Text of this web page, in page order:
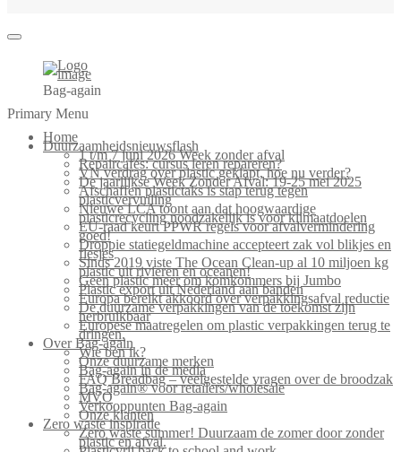
Bag-again
Primary Menu
Home
Duurzaamheidsnieuwsflash
1 t/m 7 juni 2026 Week zonder afval
Repaircafés: cursus leren repareren?
VN verdrag over plastic geklapt, hoe nu verder?
De jaarlijkse Week Zonder Afval: 19-25 mei 2025
Afschaffen plastictaks is stap terug tegen
plasticvervuiling
Nieuwe LCA toont aan dat hoogwaardige
plasticrecycling noodzakelijk is voor klimaatdoelen
EU-raad keurt PPWR regels voor afvalvermindering
goed!
Droppie statiegeldmachine accepteert zak vol blikjes en
flesjes
Sinds 2019 viste The Ocean Clean-up al 10 miljoen kg
plastic uit rivieren en oceanen!
Geen plastic meer om komkommers bij Jumbo
Plastic export uit Nederland aan banden
Europa bereikt akkoord over verpakkingsafval reductie
De duurzame verpakkingen van de toekomst zijn
herbruikbaar
Europese maatregelen om plastic verpakkingen terug te
dringen.
Over Bag-again
Wie ben ik?
Onze duurzame merken
Bag-again in de media
FAQ Breadbag – veelgestelde vragen over de broodzak
Bag-again® voor retailers/wholesale
MVO
Verkooppunten Bag-again
Onze klanten
Zero waste inspiratie
Zero waste summer! Duurzaam de zomer door zonder
plastic en afval.